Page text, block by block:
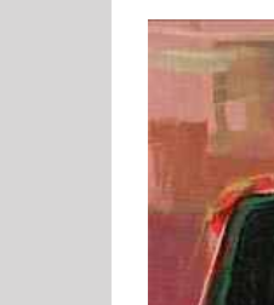
View
Larger
Image